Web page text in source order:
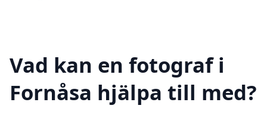
Vad kan en fotograf i
Fornåsa hjälpa till med?